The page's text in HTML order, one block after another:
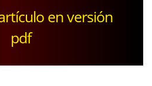
en versión
pdf